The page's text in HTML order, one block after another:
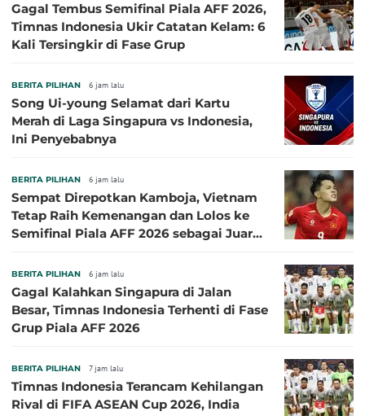
Gagal Tembus Semifinal Piala AFF 2026,
Timnas Indonesia Ukir Catatan Kelam: 6
Kali Tersingkir di Fase Grup
BERITA PILIHAN 6 jam lalu
Song Ui-young Selamat dari Kartu
Merah di Laga Singapura vs Indonesia,
Ini Penyebabnya
BERITA PILIHAN 6 jam lalu
Sempat Direpotkan Kamboja, Vietnam
Tetap Raih Kemenangan dan Lolos ke
Semifinal Piala AFF 2026 sebagai Juara
BERITA PILIHAN 6 jam lalu
Gagal Kalahkan Singapura di Jalan
Besar, Timnas Indonesia Terhenti di Fase
Grup Piala AFF 2026
BERITA PILIHAN 7 jam lalu
Timnas Indonesia Terancam Kehilangan
Rival di FIFA ASEAN Cup 2026, India